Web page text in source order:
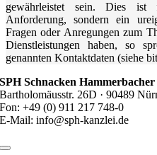
gewährleistet sein. Dies
Anforderung, sondern ein
Fragen oder Anregungen zum
Dienstleistungen haben, so
genannten Kontaktdaten (siehe
SPH Schnacken
Bartholomäusstr. 26D · 90489
Fon: +49 (0) 911 217 748-0
E-Mail: info@sph-kanzlei.de
Toggle